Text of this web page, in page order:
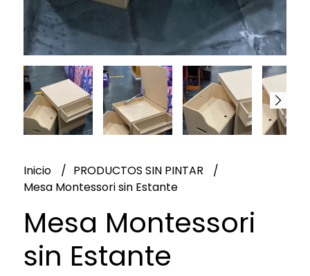
Inicio
PRODUCTOS SIN PINTAR
Mesa Montessori sin Estante
Mesa Montessori
sin Estante